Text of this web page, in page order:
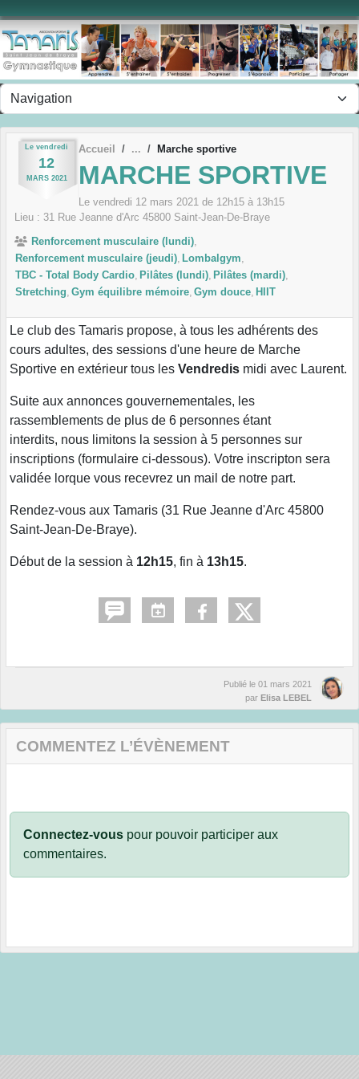
Le vendredi
12
MARS 2021
Accueil Marche sportive
MARCHE SPORTIVE
Le vendredi 12 mars 2021 de 12h15 à 13h15
Lieu : 31 Rue Jeanne d'Arc 45800 Saint-Jean-De-Braye
Renforcement musculaire (lundi)
Renforcement musculaire (jeudi) Lombalgym
TBC - Total Body Cardio Pilâtes (lundi) Pilâtes (mardi)
Stretching Gym équilibre mémoire Gym douce HIIT
Le club des Tamaris propose, à tous les adhérents des
cours adultes, des sessions d'une heure de Marche
Sportive en extérieur tous les Vendredis midi avec Laurent.
Suite aux annonces gouvernementales, les
rassemblements de plus de 6 personnes étant
interdits, nous limitons la session à 5 personnes sur
inscriptions (formulaire ci-dessous). Votre inscripton sera
validée lorque vous recevrez un mail de notre part.
Rendez-vous aux Tamaris (31 Rue Jeanne d'Arc 45800
Saint-Jean-De-Braye).
Début de la session à 12h15, fin à 13h15.
Publié le 01 mars 2021
par Elisa LEBEL
COMMENTEZ L’ÉVÈNEMENT
Connectez-vous pour pouvoir participer aux
commentaires.